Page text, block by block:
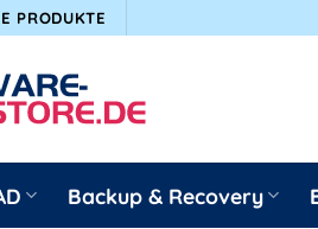
PRODUKTE
Backup & Recovery